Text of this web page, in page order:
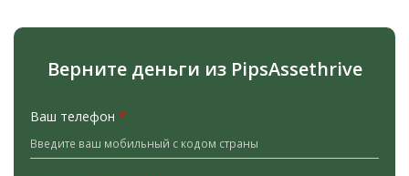
Верните деньги из PipsAssethrive
Ваш телефон *